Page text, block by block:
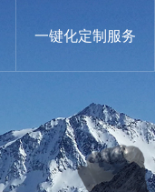
一键化定制服务